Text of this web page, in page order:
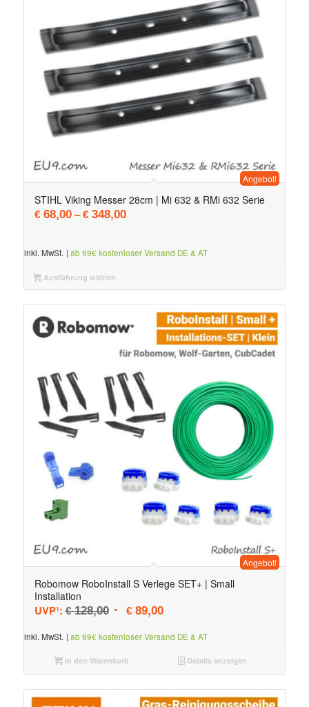
STIHL Viking Messer 28cm | Mi 632 & RMi 632 Serie
€68,00–€348,00
Angebot!
inkl. MwSt. | ab 99€ kostenloser Versand DE & AT
Ausführung wählen
Robomow RoboInstall S Verlege SET+ | Small
Installation
UVP¹: €128,00 Ursprünglicher Preis war: € 128,00
€89,00Aktueller Preis ist: € 89,00.
Angebot!
inkl. MwSt. | ab 99€ kostenloser Versand DE & AT
In den Warenkorb Details anzeigen